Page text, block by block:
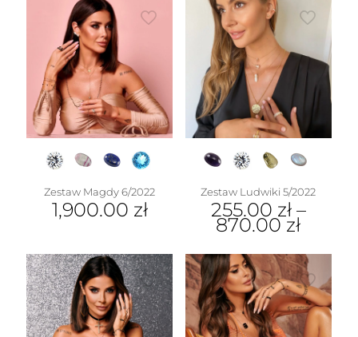
Zestaw Magdy 6/2022
1,900.00 zł
Zestaw Ludwiki 5/2022
255.00 zł–
870.00zł